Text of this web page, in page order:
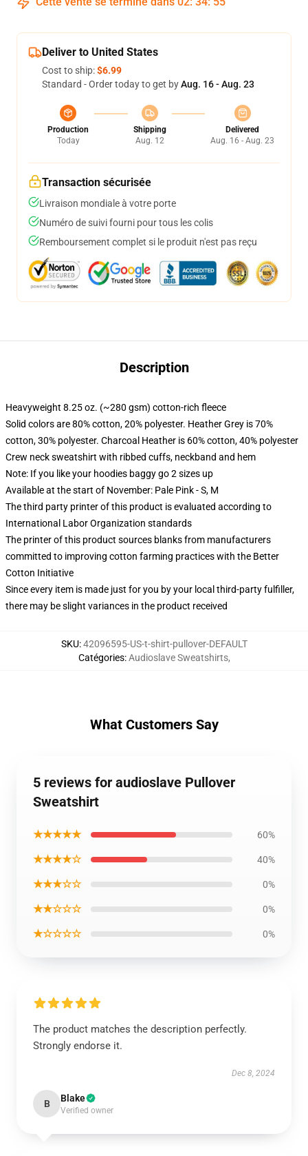
Deliver to United States
Cost to ship:$6.99
Standard - Order today to get byAug. 16 - Aug. 23
Production
Today
Shipping
Aug. 12
Delivered
Aug. 16 - Aug. 23
Transaction sécurisée
Livraison mondiale à votre porte
Numéro de suivi fourni pour tous les colis
Remboursement complet si le produit n'est pas reçu
Description
Heavyweight 8.25 oz. (~280 gsm) cotton-rich fleece
Solid colors are 80% cotton, 20% polyester. Heather Grey is 70%
cotton, 30% polyester. Charcoal Heather is 60% cotton, 40% polyester
Crew neck sweatshirt with ribbed cuffs, neckband and hem
Note: If you like your hoodies baggy go 2 sizes up
Available at the start of November: Pale Pink - S, M
The third party printer of this product is evaluated according to
International Labor Organization standards
The printer of this product sources blanks from manufacturers
committed to improving cotton farming practices with the Better
Cotton Initiative
Since every item is made just for you by your local third-party fulfiller,
there may be slight variances in the product received
SKU:42096595-US-t-shirt-pullover-DEFAULT
Catégories:Audioslave Sweatshirts,
What Customers Say
5 reviews for audioslave Pullover
Sweatshirt
★★★★★ 60%
★★★★☆ 40%
★★★☆☆ 0%
★★☆☆☆ 0%
★☆☆☆☆ 0%
The product matches the description perfectly.
Strongly endorse it.
Dec 8, 2024
B Blake
Verified owner